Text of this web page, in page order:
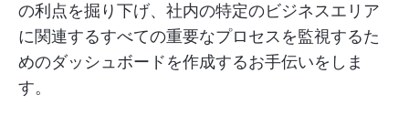
の利点を掘り下げ、社内の特定のビジネスエリア
に関連するすべての重要なプロセスを監視するた
めのダッシュボードを作成するお手伝いをしま
す。